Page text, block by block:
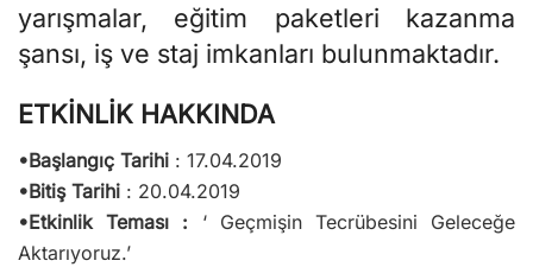
yarışmalar, eğitim paketleri kazanma
şansı, iş ve staj imkanları bulunmaktadır.
ETKİNLİK HAKKINDA
•Başlangıç Tarihi : 17.04.2019
•Bitiş Tarihi : 20.04.2019
•Etkinlik Teması : ‘ Geçmişin Tecrübesini Geleceğe
Aktarıyoruz.’